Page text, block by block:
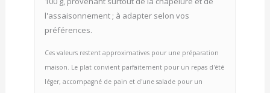
l'assaisonnement ; à adapter selon vos
préférences.
Ces valeurs restent approximatives pour une préparation
maison. Le plat convient parfaitement pour un repas d'été
léger, accompagné de pain et d'une salade pour un